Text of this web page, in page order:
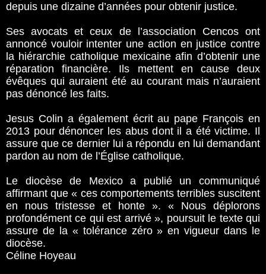
depuis une dizaine d’années pour obtenir justice.
Ses avocats et ceux de l’association Cencos ont
annoncé vouloir intenter une action en justice contre
la hiérarchie catholique mexicaine afin d’obtenir une
réparation financière. Ils mettent en cause deux
évêques qui auraient été au courant mais n’auraient
pas dénoncé les faits.
Jesus Colin a également écrit au pape François en
2013 pour dénoncer les abus dont il a été victime. Il
assure que ce dernier lui a répondu en lui demandant
pardon au nom de l’Église catholique.
Le diocèse de Mexico a publié un communiqué
affirmant que « ces comportements terribles suscitent
en nous tristesse et honte ». « Nous déplorons
profondément ce qui est arrivé », poursuit le texte qui
assure de la « tolérance zéro » en vigueur dans le
diocèse.
Céline Hoyeau